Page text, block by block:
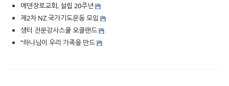
에덴장로교회, 설립 20주년
제2차 NZ 국가기도운동 모임
생터 전문강사스쿨 오클랜드
“하나님이 우리 가족을 만드